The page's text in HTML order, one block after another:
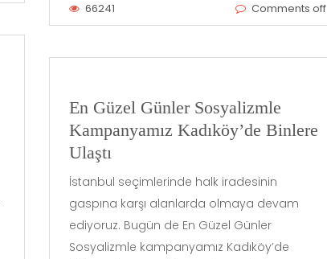
66241 Comments off
En Güzel Günler Sosyalizmle
Kampanyamız Kadıköy’de Binlere
Ulaştı
İstanbul seçimlerinde halk iradesinin
gaspına karşı alanlarda olmaya devam
ediyoruz. Bugün de En Güzel Günler
Sosyalizmle kampanyamız Kadıköy’de